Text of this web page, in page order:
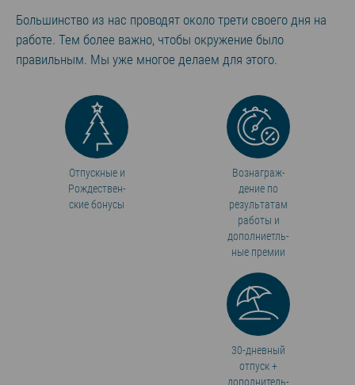
Большинство из нас проводят около трети своего дня на
работе. Тем более важно, чтобы окружение было
правильным. Мы уже многое делаем для этого.
Отпускные и
Рождествен­
ские бонусы
Вознаграж­
дение по
результатам
работы и
дополниетль­
ные премии
30-дневный
отпуск +
дополнитель­